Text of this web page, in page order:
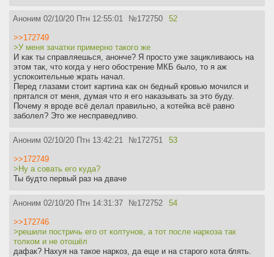
случай.
Короче у меня уже шизофазия на почве
Аноним 02/10/20 Птн 12:55:01 №172750 52
>>172749
>У меня зачатки примерно такого же
И как ты справляешься, анонче? Я просто уже зацикливаюсь на
этом так, что когда у него обострение МКБ было, то я аж
успокоительные жрать начал.
Перед глазами стоит картина как он бедный кровью мочился и
прятался от меня, думая что я его наказывать за это буду.
Почему я вроде всё делал правильно, а котейка всё равно
заболел? Это же несправедливо.
Аноним 02/10/20 Птн 13:42:21 №172751 53
>>172749
>Ну а совать его куда?
Ты будто первый раз на дваче
Аноним 02/10/20 Птн 14:31:37 №172752 54
>>172746
>решили постричь его от колтунов, а тот после наркоза так
толком и не отошёл
дафак? Нахуя на такое наркоз, да еще и на старого кота блять.